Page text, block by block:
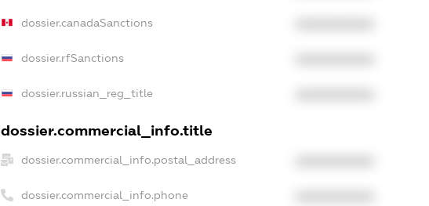
dossier.canadaSanctions
dossier.rfSanctions
dossier.russian_reg_title
dossier.commercial_info.title
dossier.commercial_info.postal_address
dossier.commercial_info.phone